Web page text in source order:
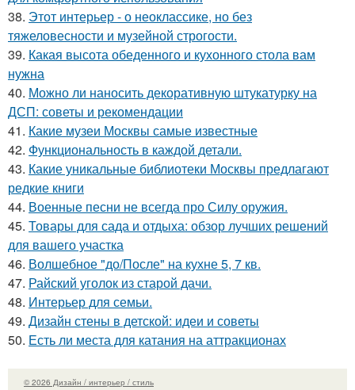
38. Этот интерьер - о неоклассике, но без
тяжеловесности и музейной строгости.
39. Какая высота обеденного и кухонного стола вам
нужна
40. Можно ли наносить декоративную штукатурку на
ДСП: советы и рекомендации
41. Какие музеи Москвы самые известные
42. Функциональность в каждой детали.
43. Какие уникальные библиотеки Москвы предлагают
редкие книги
44. Военные песни не всегда про Силу оружия.
45. Товары для сада и отдыха: обзор лучших решений
для вашего участка
46. Волшебное "до/После" на кухне 5, 7 кв.
47. Райский уголок из старой дачи.
48. Интерьер для семьи.
49. Дизайн стены в детской: идеи и советы
50. Есть ли места для катания на аттракционах
© 2026 Дизайн / интерьер / стиль